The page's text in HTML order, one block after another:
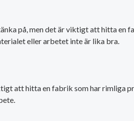
på, men det är viktigt att hitta
eller arbetet inte är lika bra.
att hitta en fabrik som har rimliga